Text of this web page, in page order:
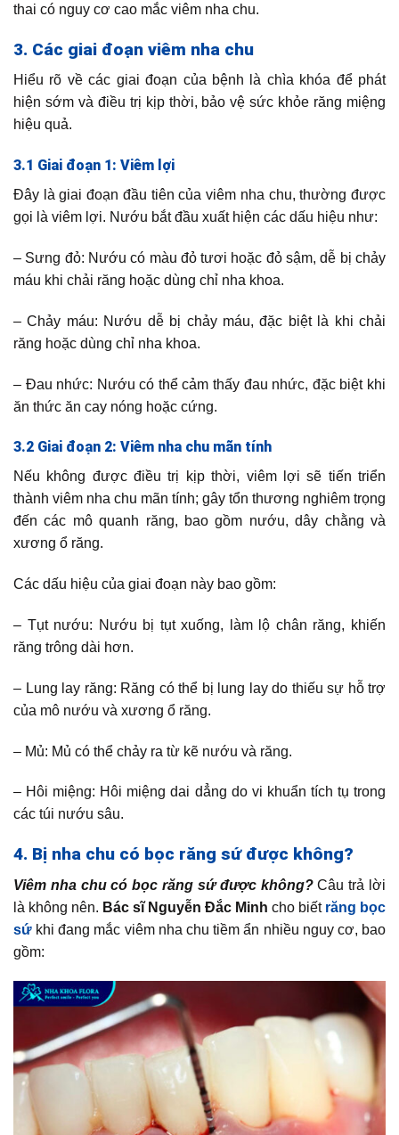
thai có nguy cơ cao mắc viêm nha chu.
3. Các giai đoạn viêm nha chu
Hiểu rõ về các giai đoạn của bệnh là chìa khóa để phát
hiện sớm và điều trị kịp thời, bảo vệ sức khỏe răng miệng
hiệu quả.
3.1 Giai đoạn 1: Viêm lợi
Đây là giai đoạn đầu tiên của viêm nha chu, thường được
gọi là viêm lợi. Nướu bắt đầu xuất hiện các dấu hiệu như:
– Sưng đỏ: Nướu có màu đỏ tươi hoặc đỏ sậm, dễ bị chảy
máu khi chải răng hoặc dùng chỉ nha khoa.
– Chảy máu: Nướu dễ bị chảy máu, đặc biệt là khi chải
răng hoặc dùng chỉ nha khoa.
– Đau nhức: Nướu có thể cảm thấy đau nhức, đặc biệt khi
ăn thức ăn cay nóng hoặc cứng.
3.2 Giai đoạn 2: Viêm nha chu mãn tính
Nếu không được điều trị kịp thời, viêm lợi sẽ tiến triển
thành viêm nha chu mãn tính; gây tổn thương nghiêm trọng
đến các mô quanh răng, bao gồm nướu, dây chằng và
xương ổ răng.
Các dấu hiệu của giai đoạn này bao gồm:
– Tụt nướu: Nướu bị tụt xuống, làm lộ chân răng, khiến
răng trông dài hơn.
– Lung lay răng: Răng có thể bị lung lay do thiếu sự hỗ trợ
của mô nướu và xương ổ răng.
– Mủ: Mủ có thể chảy ra từ kẽ nướu và răng.
– Hôi miệng: Hôi miệng dai dẳng do vi khuẩn tích tụ trong
các túi nướu sâu.
4. Bị nha chu có bọc răng sứ được không?
Viêm nha chu có bọc răng sứ được không?Câu trả lời
là không nên. Bác sĩ Nguyễn Đắc Minh cho biếtrăng bọc
sứ khi đang mắc viêm nha chu tiềm ẩn nhiều nguy cơ, bao
gồm: